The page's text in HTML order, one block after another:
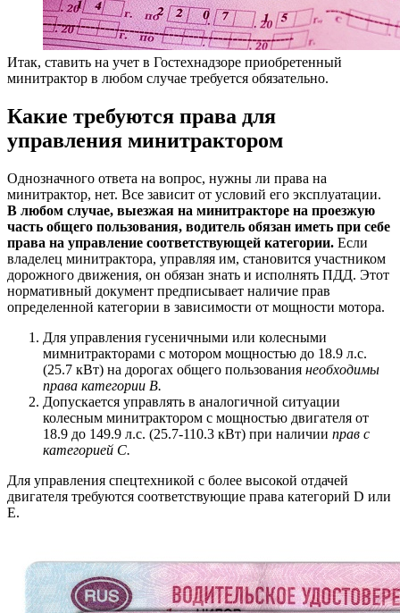
Итак, ставить на учет в Гостехнадзоре приобретенный
минитрактор в любом случае требуется обязательно.
Какие требуются права для
управления минитрактором
Однозначного ответа на вопрос, нужны ли права на
минитрактор, нет. Все зависит от условий его эксплуатации.
В любом случае, выезжая на минитракторе на проезжую
часть общего пользования, водитель обязан иметь при себе
права на управление соответствующей категории. Если
владелец минитрактора, управляя им, становится участником
дорожного движения, он обязан знать и исполнять ПДД. Этот
нормативный документ предписывает наличие прав
определенной категории в зависимости от мощности мотора.
Для управления гусеничными или колесными
мимнитракторами с мотором мощностью до 18.9 л.с.
(25.7 кВт) на дорогах общего пользования необходимы
права категории В.
Допускается управлять в аналогичной ситуации
колесным минитрактором с мощностью двигателя от
18.9 до 149.9 л.с. (25.7-110.3 кВт) при наличии прав с
категорией С.
Для управления спецтехникой с более высокой отдачей
двигателя требуются соответствующие права категорий D или
E.